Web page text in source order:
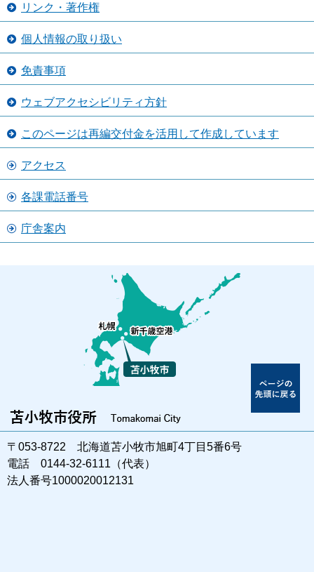
リンク・著作権
個人情報の取り扱い
免責事項
ウェブアクセシビリティ方針
このページは再編交付金を活用して作成しています
アクセス
各課電話番号
庁舎案内
〒053-8722 北海道苫小牧市旭町4丁目5番6号
電話 0144-32-6111（代表）
法人番号1000020012131